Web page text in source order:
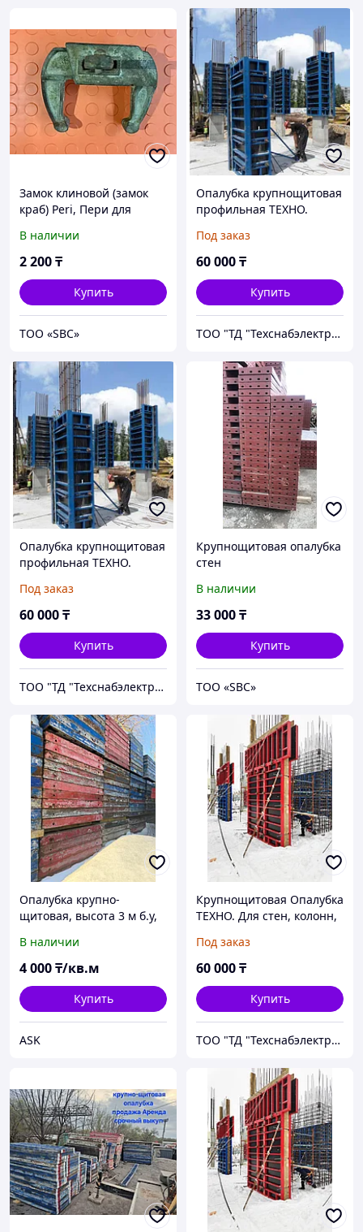
Замок клиновой (замок
краб) Peri, Пери для
В наличии
2 200₸
Купить
ТОО «SBС»
Опалубка крупнощитовая
профильная ТЕХНО.
Россия.
Под заказ
60 000₸
Купить
ТОО "ТД "Техснабэлектрикс"
Опалубка крупнощитовая
профильная ТЕХНО.
Под заказ
60 000₸
Купить
ТОО "ТД "Техснабэлектрикс"
Крупнощитовая опалубка
стен
В наличии
33 000₸
Купить
ТОО «SBС»
Опалубка крупно-
щитовая, высота 3 м б.у,
В наличии
4 000₸/кв.м
Купить
ASK
Крупнощитовая Опалубка
ТЕХНО. Для стен, колонн,
Производство Россия
Под заказ
60 000₸
Купить
ТОО "ТД "Техснабэлектрикс"